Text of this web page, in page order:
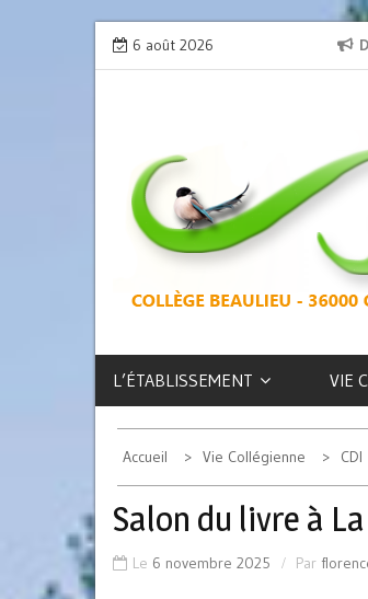
Skip
to
6 août 2026
» : l’émission de radioL’exposition des latinistes est
COLLÈGE
BEAULIEU
L’ÉTABLISSEMENT VIE
Accueil Vie Collégienne CDI
Salon du livre à
Le 6 novembre 2025 Par